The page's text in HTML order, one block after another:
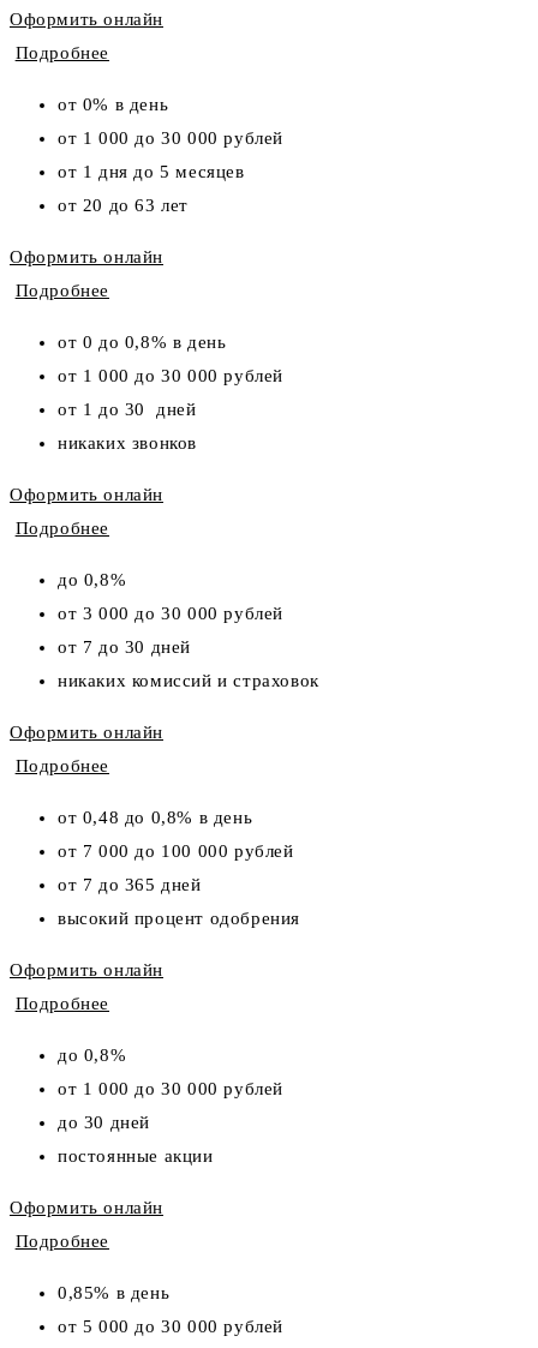
Оформить онлайн
Подробнее
от 0% в день
от 1 000 до 30 000 рублей
от 1 дня до 5 месяцев
от 20 до 63 лет
Оформить онлайн
Подробнее
от 0 до 0,8% в день
от 1 000 до 30 000 рублей
от 1 до 30 дней
никаких звонков
Оформить онлайн
Подробнее
до 0,8%
от 3 000 до 30 000 рублей
от 7 до 30 дней
никаких комиссий и страховок
Оформить онлайн
Подробнее
от 0,48 до 0,8% в день
от 7 000 до 100 000 рублей
от 7 до 365 дней
высокий процент одобрения
Оформить онлайн
Подробнее
до 0,8%
от 1 000 до 30 000 рублей
до 30 дней
постоянные акции
Оформить онлайн
Подробнее
0,85% в день
от 5 000 до 30 000 рублей